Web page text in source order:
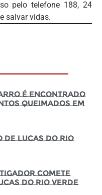
pelo telefone 188, 24
salvar vidas.
é encontrado
queimados em
Lucas do Rio
comete
do Rio Verde